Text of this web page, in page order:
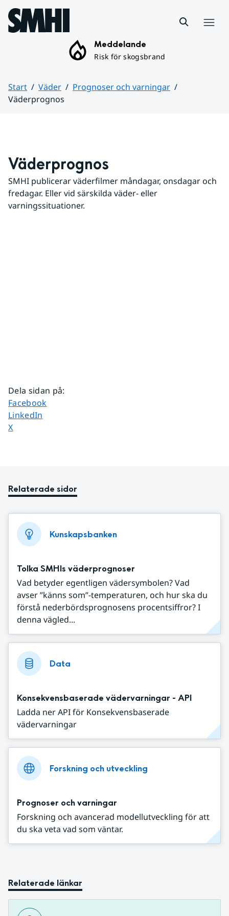
Hoppa till sidans innehåll
Meddelande
Risk för skogsbrand
Start Väder
Prognoser och varningar
Väderprognos
Väderprognos
SMHI publicerar väderfilmer måndagar, onsdagar och
fredagar. Eller vid särskilda väder- eller
varningssituationer.
Dela sidan på:
Dela sidan på
Facebook
Dela sidan på
LinkedIn
Dela sidan på
X
Relaterade sidor
Kunskapsbanken
Tolka SMHIs väderprognoser
Vad betyder egentligen vädersymbolen? Vad
avser ”känns som”-temperaturen, och hur ska du
förstå nederbördsprognosens procentsiffror? I
denna vägled...
Data
Konsekvensbaserade vädervarningar - API
Ladda ner API för Konsekvensbaserade
vädervarningar
Forskning och utveckling
Prognoser och varningar
Forskning och avancerad modellutveckling för att
du ska veta vad som väntar.
Relaterade länkar